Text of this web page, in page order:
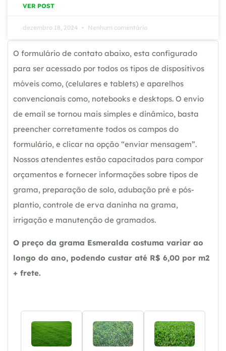
VER POST
dezembro 18, 2024 Nenhum comentário
O formulário de contato abaixo, esta configurado
para ser acessado por todos os tipos de dispositivos
móveis como, (celulares e tablets) e aparelhos
convencionais como, notebooks e desktops. O envio
de email se tornou mais simples e dinâmico, basta
preencher corretamente todos os campos do
formulário, e clicar na opção “enviar mensagem”.
Nossos atendentes estão capacitados para compor
orçamentos e fornecer informações sobre tipos de
grama, preparação de solo, adubação pré e pós-
plantio, controle de erva daninha na grama,
irrigação e manutenção de gramados.
O preço da grama Esmeralda costuma variar ao
longo do ano, podendo custar até R$ 6,00 por m2
+ frete.